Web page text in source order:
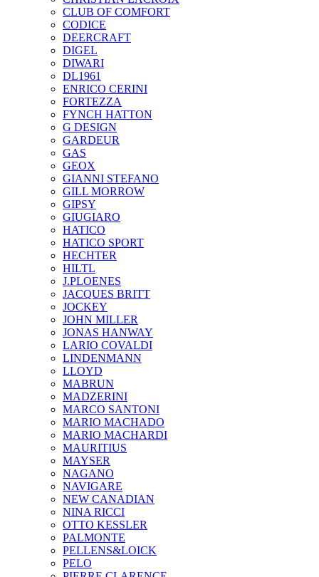
CLUB OF COMFORT
CODICE
DEERCRAFT
DIGEL
DIWARI
DL1961
ENRICO CERINI
FORTEZZA
FYNCH HATTON
G DESIGN
GARDEUR
GAS
GEOX
GIANNI STEFANO
GILL MORROW
GIPSY
GIUGIARO
HATICO
HATICO SPORT
HECHTER
HILTL
J.PLOENES
JAСQUES BRITT
JOCKEY
JOHN MILLER
JONAS HANWAY
LARIO COVALDI
LINDENMANN
LLOYD
MABRUN
MADZERINI
MARCO SANTONI
MARIO MACHADO
MARIO MACHARDI
MAURITIUS
MAYSER
NAGANO
NAVIGARE
NEW CANADIAN
NINA RICCI
OTTO KESSLER
PALMONTE
PELLENS&LOICK
PELO